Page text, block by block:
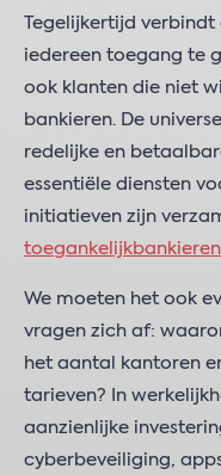
Tegelijkertijd
iedereen toegang te
ook klanten die niet
bankieren. De
redelijke en
essentiële diensten
initiatieven zijn
We moeten het ook
vragen zich af:
het aantal kantoren
tarieven? In
aanzienlijke
cyberbeveiliging,